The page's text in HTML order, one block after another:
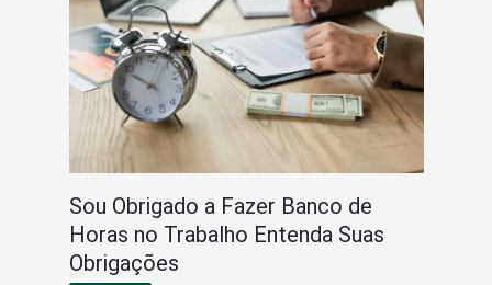
Sou Obrigado a Fazer Banco de
Horas no Trabalho Entenda Suas
Obrigações